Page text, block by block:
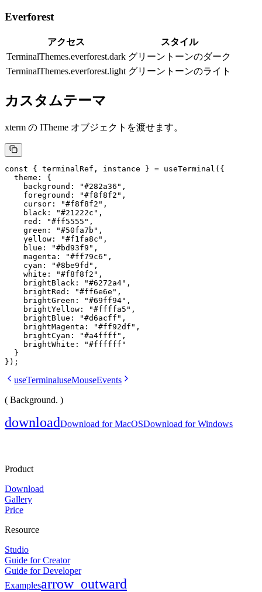
Everforest
アクセス
スタイル
TerminalThemes.everforest.dark グリーントーンのダーク
TerminalThemes.everforest.light グリーントーンのライト
カスタムテーマ
xterm の ITheme オブジェクトを渡せます。
const { terminalRef , instance } = useTerminal ({
  theme: {
    background:
"#282a36" ,
    foreground:
"#f8f8f2" ,
    cursor:
"#f8f8f2" ,
    black:
"#21222c" ,
    red:
"#ff5555" ,
    green:
"#50fa7b" ,
    yellow:
"#f1fa8c" ,
    blue:
"#bd93f9" ,
    magenta:
"#ff79c6" ,
    cyan:
"#8be9fd" ,
    white:
"#f8f8f2" ,
    brightBlack:
"#6272a4" ,
    brightRed:
"#ff6e6e" ,
    brightGreen:
"#69ff94" ,
    brightYellow:
"#ffffa5" ,
    brightBlue:
"#d6acff" ,
    brightMagenta:
"#ff92df" ,
    brightCyan:
"#a4ffff" ,
    brightWhite:
"#ffffff"
  }
});
useTerminaluseMouseEvents
( Background. )
downloadDownload for MacOSDownload for Windows
Product
Download
Gallery
Price
Resource
Studio
Guide for Creator
Guide for Developer
Examplesarrow_outward